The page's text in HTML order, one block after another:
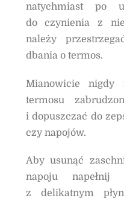
natychmiast po
do czynienia z
należy
dbania o termos.
Mianowicie nigdy
termosu
i dopuszczać do
czy napojów.
Aby usunąć
napoju napełnij
z delikatnym